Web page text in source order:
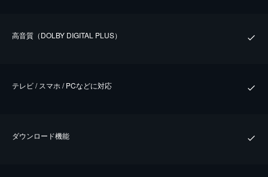
⾼⾳質（DOLBY DIGITAL PLUS）
テレビ / スマホ / PCなどに対応
ダウンロード機能